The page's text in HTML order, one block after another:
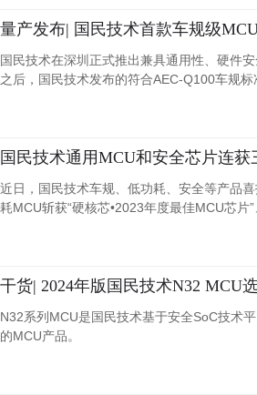
量产发布| 国民技术首款车规级
国民技术在深圳正式推出兼具通用性、硬件
之后，国民技术发布的符合AEC-Q100车规
国民技术通用MCU和安全芯片连获
近日，国民技术车规、低功耗、安全等产品
耗MCU斩获“硬核芯•2023年度最佳MCU芯
干货| 2024年版国民技术N32 MCU
N32系列MCU是国民技术基于安全SoC技术
的MCU产品。